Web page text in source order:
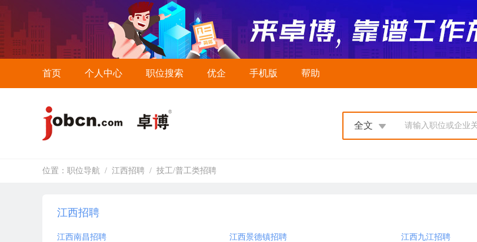
首页 个人中心 职位搜索 优企 手机版 帮助
请输入职位或企业
全文
位置： 职位导航 / 江西招聘 / 技工/普工类招聘
江西招聘
江西南昌招聘 江西景德镇招聘 江西九江招聘